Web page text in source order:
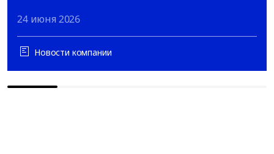
24 июня 2026
Новости компании